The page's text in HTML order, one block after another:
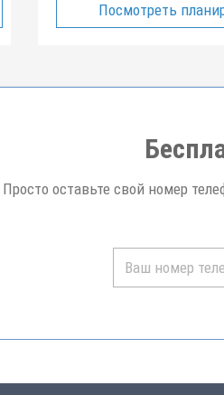
Посмотреть
Просто оставьте свой номер